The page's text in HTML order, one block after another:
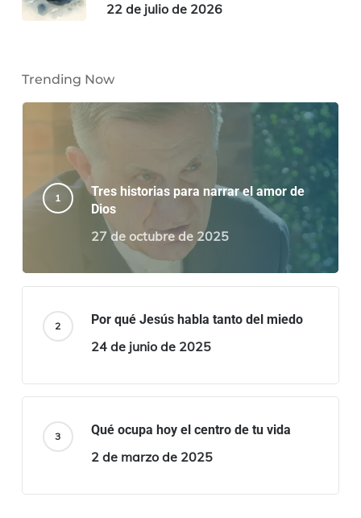
22 de julio de 2026
Trending Now
Tres historias para narrar el amor de
Dios
27 de octubre de 2025
Por qué Jesús habla tanto del miedo
24 de junio de 2025
Qué ocupa hoy el centro de tu vida
2 de marzo de 2025